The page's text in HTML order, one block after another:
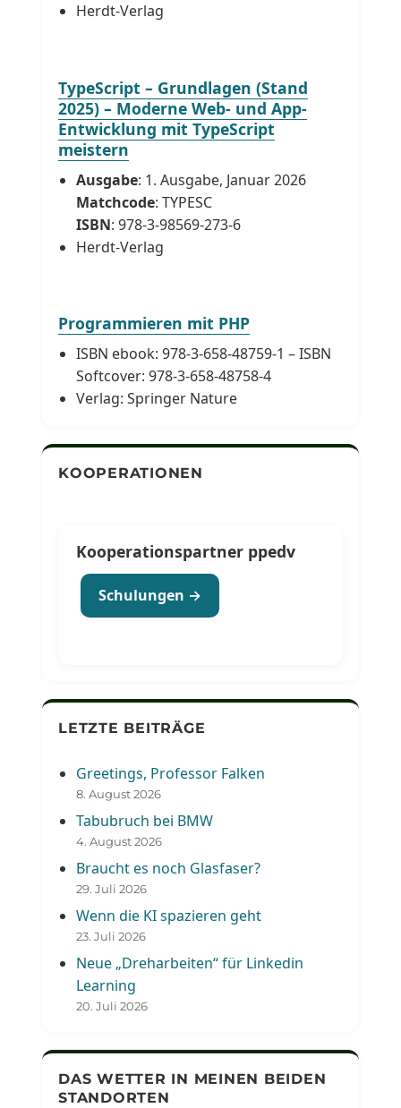
Herdt-Verlag
TypeScript – Grundlagen (Stand
2025) – Moderne Web- und App-
Entwicklung mit TypeScript
meistern
Ausgabe: 1. Ausgabe, Januar 2026
Matchcode: TYPESC
ISBN: 978-3-98569-273-6
Herdt-Verlag
Programmieren mit PHP
ISBN ebook: 978-3-658-48759-1 – ISBN
Softcover: 978-3-658-48758-4
Verlag: Springer Nature
KOOPERATIONEN
Kooperationspartner ppedv
Schulungen →
LETZTE BEITRÄGE
Greetings, Professor Falken
8. August 2026
Tabubruch bei BMW
4. August 2026
Braucht es noch Glasfaser?
29. Juli 2026
Wenn die KI spazieren geht
23. Juli 2026
Neue „Dreharbeiten“ für Linkedin
Learning
20. Juli 2026
DAS WETTER IN MEINEN BEIDEN
STANDORTEN